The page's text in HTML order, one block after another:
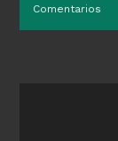
Comentarios